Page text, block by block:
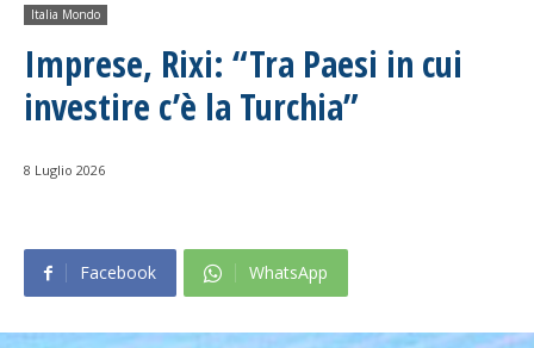
Italia Mondo
Imprese, Rixi: “Tra Paesi in cui
investire c’è la Turchia”
8 Luglio 2026
Facebook WhatsApp